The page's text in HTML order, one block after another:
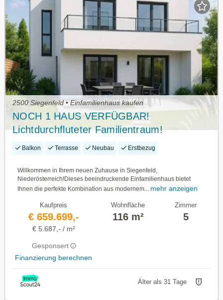
2500 Siegenfeld • Einfamilienhaus kaufen
NOCH 1 HAUS VERFÜGBAR!
Lichtdurchfluteter Familientraum!
Balkon Terrasse Neubau Erstbezug
Willkommen in Ihrem neuen Zuhause in Siegenfeld,
Niederösterreich!Dieses beeindruckende Einfamilienhaus bietet
Ihnen die perfekte Kombination aus modernem... mehr anzeigen
Kaufpreis
€ 659.699,-
€ 5.687,- / m²
Gesponsert
Finanzierung berechnen
Wohnfläche
116 m²
Zimmer
5
Älter als 31 Tage